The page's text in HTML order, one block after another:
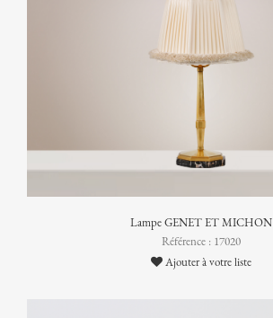
Lampe GENET ET MICHON
Référence : 17020
Ajouter à votre liste